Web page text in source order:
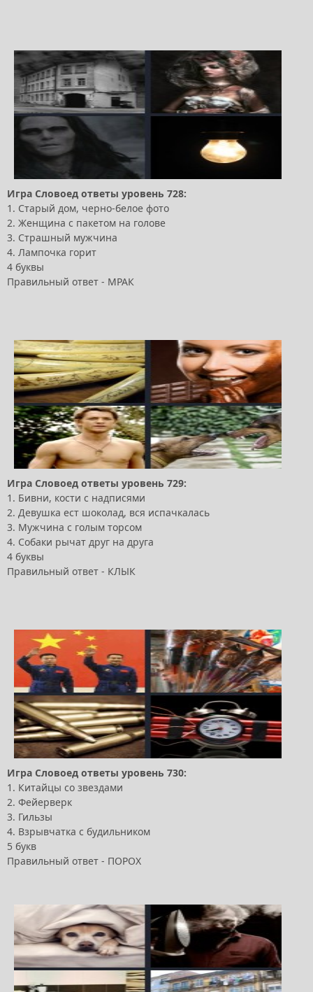
Игра Словоед ответы уровень 728:
1. Старый дом, черно-белое фото
2. Женщина с пакетом на голове
3. Страшный мужчина
4. Лампочка горит
4 буквы
Правильный ответ - МРАК
Игра Словоед ответы уровень 729:
1. Бивни, кости с надписями
2. Девушка ест шоколад, вся испачкалась
3. Мужчина с голым торсом
4. Собаки рычат друг на друга
4 буквы
Правильный ответ - КЛЫК
Игра Словоед ответы уровень 730:
1. Китайцы со звездами
2. Фейерверк
3. Гильзы
4. Взрывчатка с будильником
5 букв
Правильный ответ - ПОРОХ